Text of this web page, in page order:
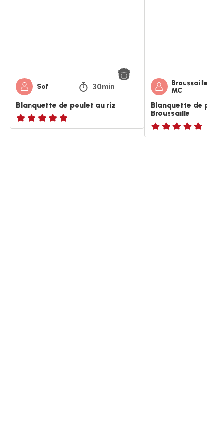
Sof 30min
Blanquette de poulet au riz
ratings.NaN
Broussaille
MC
Blanquette de
Broussaille
ratings.NaN